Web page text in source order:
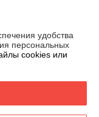
удобства
персональных
cookies или